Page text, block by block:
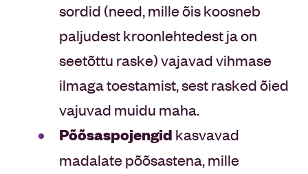
sordid (need, mille õis koosneb
paljudest kroonlehtedest ja on
seetõttu raske) vajavad vihmase
ilmaga toestamist, sest rasked õied
vajuvad muidu maha.
Põõsaspojengid kasvavad
madalate põõsastena, mille